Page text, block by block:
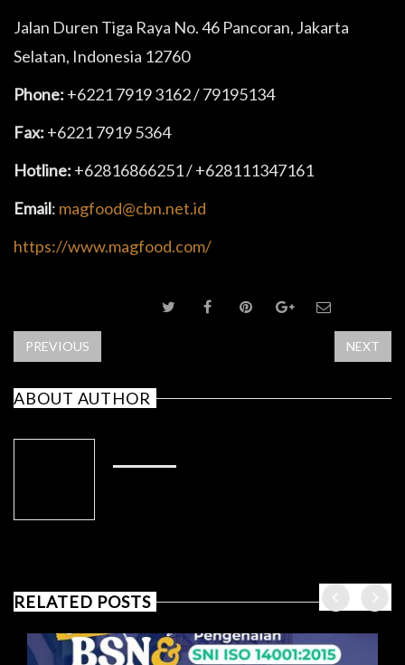
Jalan Duren Tiga Raya No. 46 Pancoran, Jakarta
Selatan, Indonesia 12760
Phone: +6221 7919 3162 / 79195134
Fax: +6221 7919 5364
Hotline: +62816866251 / +628111347161
Email: magfood@cbn.net.id
https://www.magfood.com/
PREVIOUS NEXT
ABOUT AUTHOR
RELATED POSTS